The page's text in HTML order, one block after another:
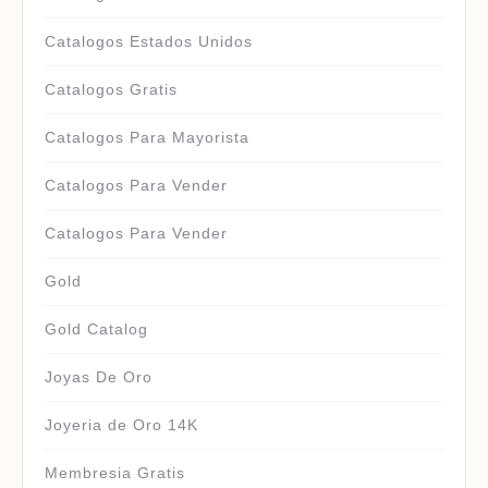
Catalogos Estados Unidos
Catalogos Gratis
Catalogos Para Mayorista
Catalogos Para Vender
Catalogos Para Vender
Gold
Gold Catalog
Joyas De Oro
Joyeria de Oro 14K
Membresia Gratis